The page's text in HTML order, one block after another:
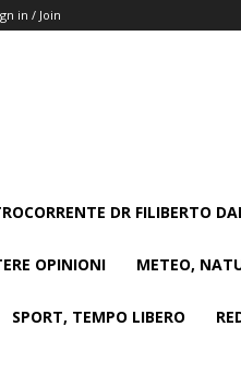
in / Join
DR FILIBERTO
OPINIONI METEO,
SPORT, TEMPO LIBERO